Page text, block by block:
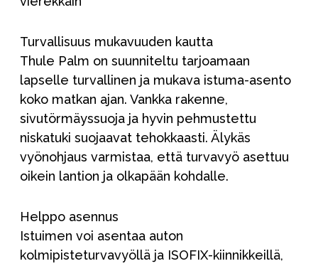
Turvallisuus mukavuuden kautta
Thule Palm on suunniteltu tarjoamaan
lapselle turvallinen ja mukava istuma-asento
koko matkan ajan. Vankka rakenne,
sivutörmäyssuoja ja hyvin pehmustettu
niskatuki suojaavat tehokkaasti. Älykäs
vyönohjaus varmistaa, että turvavyö asettuu
oikein lantion ja olkapään kohdalle.
Helppo asennus
Istuimen voi asentaa auton
kolmipisteturvavyöllä ja ISOFIX-kiinnikkeillä,